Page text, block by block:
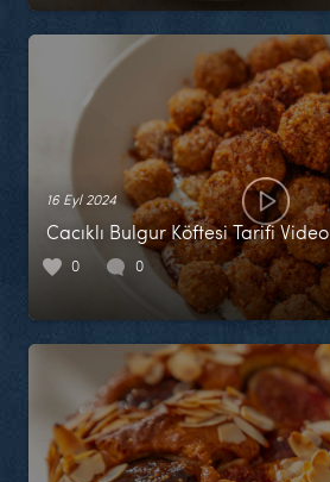
16 Eyl 2024
Cacıklı Bulgur Köftesi Tarifi Video
0 0